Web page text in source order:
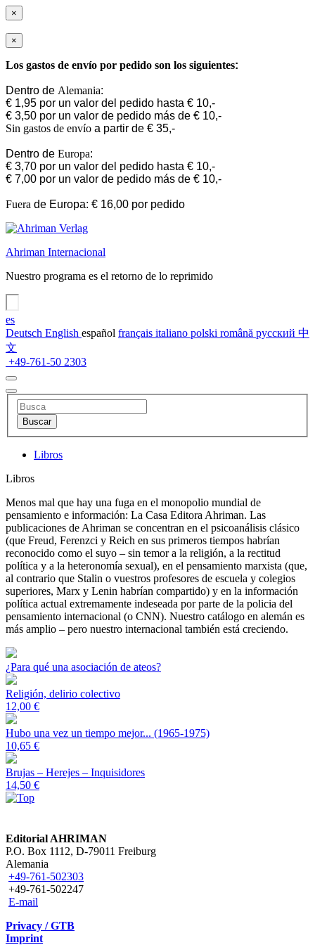
×
×
Los gastos de envío por pedido son los siguientes:
Dentro de Alemania:
€ 1,95 por un valor del pedido hasta € 10,-
€ 3,50 por un valor de pedido más de € 10,-
Sin gastos de envío a partir de € 35,-
Dentro de Europa:
€ 3,70 por un valor del pedido hasta € 10,-
€ 7,00 por un valor de pedido más de € 10,-
Fuera de Europa: € 16,00 por pedido
Ahriman Internacional
Nuestro programa es el retorno de lo reprimido
es
Deutsch English español français italiano polski română русский 中
文
+49-761-50 2303
Libros
Libros
Menos mal que hay una fuga en el monopolio mundial de
pensamiento e información: La Casa Editora Ahriman. Las
publicaciones de Ahriman se concentran en el psicoanálisis clásico
(que Freud, Ferenzci y Reich en sus primeros tiempos habrían
reconocido como el suyo – sin temor a la religión, a la rectitud
política y a la heteronomía sexual), en el pensamiento marxista (que,
al contrario que Stalin o vuestros profesores de escuela y colegios
superiores, Marx y Lenin habrían compartido) y en la información
política actual extremamente indeseada por parte de la policia del
pensamiento internacional (o CNN). Nuestro catálogo en alemán es
más amplio – pero nuestro internacional también está creciendo.
¿Para qué una asociación de ateos?
Religión, delirio colectivo
12,00 €
Hubo una vez un tiempo mejor... (1965-1975)
10,65 €
Brujas – Herejes – Inquisidores
14,50 €
Editorial AHRIMAN
P.O. Box 1112, D-79011 Freiburg
Alemania
+49-761-502303
+49-761-502247
E-mail
Privacy / GTB
Imprint